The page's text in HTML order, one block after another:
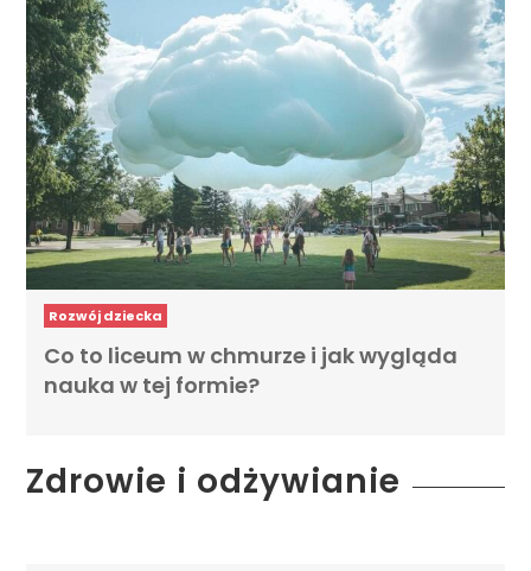
Rozwój dziecka
Co to liceum w chmurze i jak wygląda
nauka w tej formie?
Zdrowie i odżywianie